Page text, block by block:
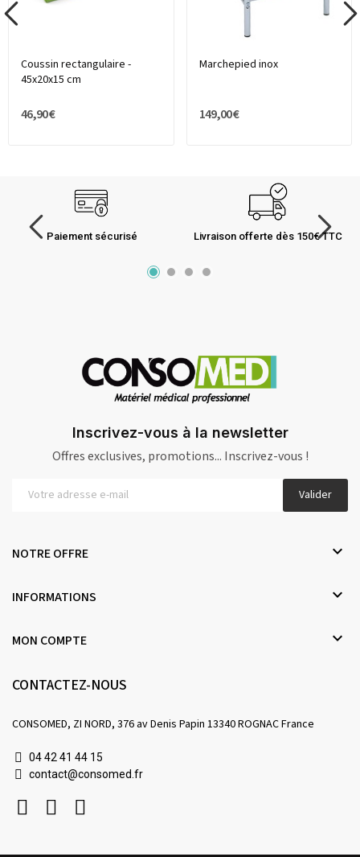
Coussin rectangulaire -
45x20x15 cm
46,90 €
Marchepied inox
149,00 €
Paiement sécurisé Livraison offerte dès 150€ TTC
Inscrivez-vous à la newsletter
Offres exclusives, promotions... Inscrivez-vous !
Valider
NOTRE OFFRE 
INFORMATIONS 
MON COMPTE 
CONTACTEZ-NOUS
CONSOMED, ZI NORD, 376 av Denis Papin 13340 ROGNAC France
04 42 41 44 15
contact@consomed.fr